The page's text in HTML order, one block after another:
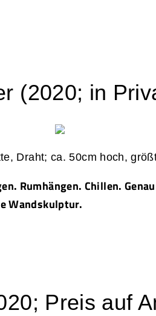
(2020; in
Draht; ca. 50cm hoch,
Rumhängen. Chillen.
Wandskulptur.
Preis auf